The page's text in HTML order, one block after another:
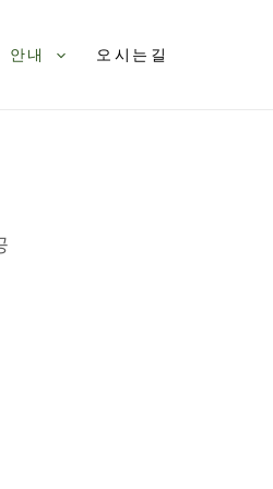
안내 오시는길